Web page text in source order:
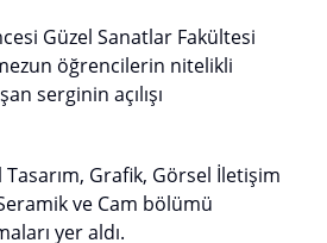
Güzel Sanatlar Fakültesi
öğrencilerin nitelikli
serginin açılışı
Grafik, Görsel İletişim
ve Cam bölümü
yer aldı.